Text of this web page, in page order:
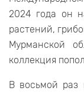
2024 года он
растений,
Мурманской
коллекция
В восьмой раз